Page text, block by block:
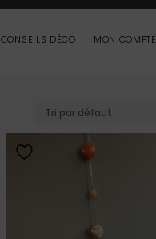
CONSEILS DÉCO MON COMPTE